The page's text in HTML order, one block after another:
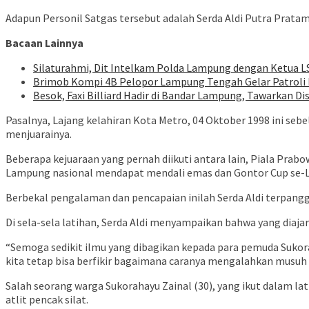
Adapun Personil Satgas tersebut adalah Serda Aldi Putra
Bacaan Lainnya
Silaturahmi, Dit Intelkam Polda Lampung dengan Ketua
Brimob Kompi 4B Pelopor Lampung Tengah Gelar
Besok, Faxi Billiard Hadir di Bandar Lampung, Tawarkan
Pasalnya, Lajang kelahiran Kota Metro, 04 Oktober 1998 ini
menjuarainya.
Beberapa kejuaraan yang pernah diikuti antara lain, Piala
Lampung nasional mendapat mendali emas dan Gontor Cup
Berbekal pengalaman dan pencapaian inilah Serda Aldi
Di sela-sela latihan, Serda Aldi menyampaikan bahwa yang
“Semoga sedikit ilmu yang dibagikan kepada para pemuda
kita tetap bisa berfikir bagaimana caranya mengalahkan musuh
Salah seorang warga Sukorahayu Zainal (30), yang ikut dalam
atlit pencak silat.